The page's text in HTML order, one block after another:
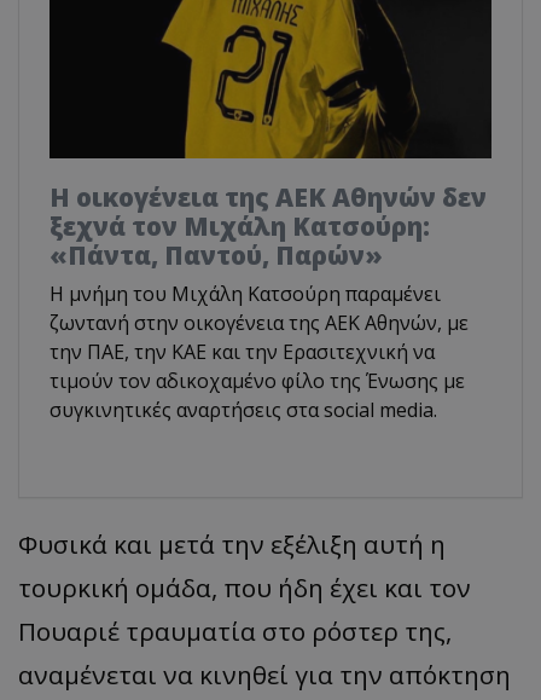
Η οικογένεια της ΑΕΚ Αθηνών δεν
ξεχνά τον Μιχάλη Κατσούρη:
«Πάντα, Παντού, Παρών»
Η μνήμη του Μιχάλη Κατσούρη παραμένει
ζωντανή στην οικογένεια της ΑΕΚ Αθηνών, με
την ΠΑΕ, την ΚΑΕ και την Ερασιτεχνική να
τιμούν τον αδικοχαμένο φίλο της Ένωσης με
συγκινητικές αναρτήσεις στα social media.
Φυσικά και μετά την εξέλιξη αυτή η
τουρκική ομάδα, που ήδη έχει και τον
Πουαριέ τραυματία στο ρόστερ της,
αναμένεται να κινηθεί για την απόκτηση